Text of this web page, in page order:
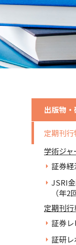
出版物
定期刊行
学術ジャ
証券経
JSRI
（年2
定期刊
証券レ
証研レ